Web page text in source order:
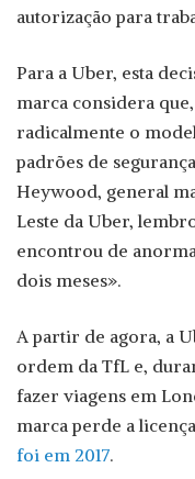
autorização para
Para a Uber, esta
marca considera
radicalmente o
padrões de
Heywood, general
Leste da Uber,
encontrou de
dois meses».
A partir de agora, a
ordem da TfL e,
fazer viagens em
marca perde a
foi em 2017.